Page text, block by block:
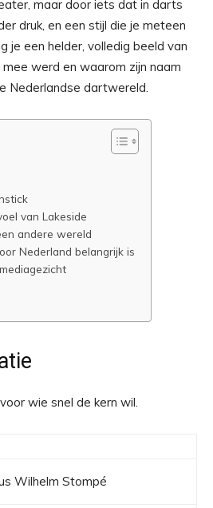
maar door iets dat in darts
druk, en een stijl die je meteen
je een helder, volledig beeld van
werd en waarom zijn naam
Nederlandse dartwereld.
van Lakeside
andere wereld
Nederland belangrijk is
wie snel de kern wil.
Wilhelm Stompé